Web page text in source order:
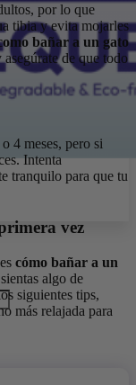
por lo que
tibia y evita mojarles
bañar a un gato
de que todo
4 meses, pero si
Intenta
tranquilo para que tu
vez
cómo bañar a un
algo de
siguientes tips,
más relajada para